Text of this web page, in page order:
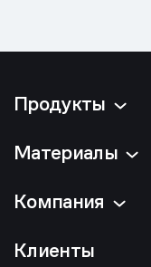
Продукты
Материалы
Компания
Клиенты